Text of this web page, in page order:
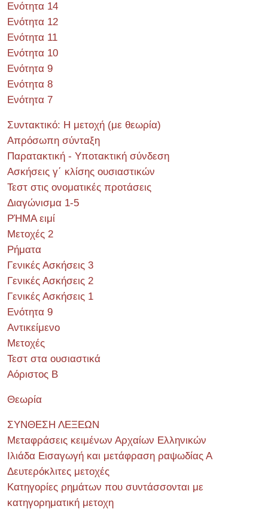
Ενότητα 14
Ενότητα 12
Ενότητα 11
Ενότητα 10
Ενότητα 9
Ενότητα 8
Ενότητα 7
Συντακτικό: Η μετοχή (με θεωρία)
Απρόσωπη σύνταξη
Παρατακτική - Υποτακτική σύνδεση
Ασκήσεις γ΄ κλίσης ουσιαστικών
Τεστ στις ονοματικές προτάσεις
Διαγώνισμα 1-5
ΡΉΜΑ ειμί
Μετοχές 2
Ρήματα
Γενικές Ασκήσεις 3
Γενικές Ασκήσεις 2
Γενικές Ασκήσεις 1
Ενότητα 9
Αντικείμενο
Μετοχές
Τεστ στα ουσιαστικά
Αόριστος Β
Θεωρία
ΣΥΝΘΕΣΗ ΛΕΞΕΩΝ
Μεταφράσεις κειμένων Αρχαίων Ελληνικών
Ιλιάδα Εισαγωγή και μετάφραση ραψωδίας Α
Δευτερόκλιτες μετοχές
Κατηγορίες ρημάτων που συντάσσονται με
κατηγορηματική μετοχη